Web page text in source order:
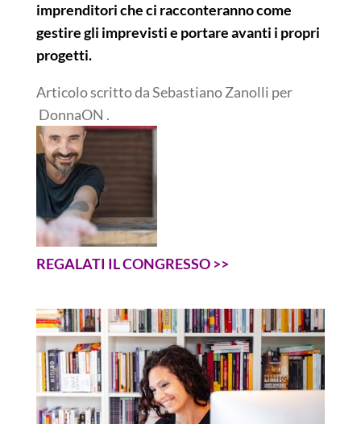
imprenditori che ci racconteranno come
gestire gli imprevisti e portare avanti i propri
progetti.
Articolo scritto da Sebastiano Zanolli per
DonnaON .
REGALATI IL CONGRESSO >>